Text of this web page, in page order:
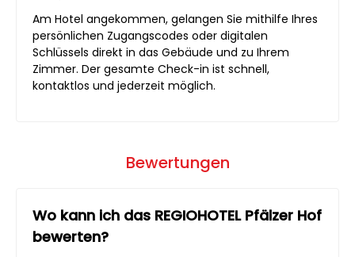
Am Hotel angekommen, gelangen Sie mithilfe Ihres
persönlichen Zugangscodes oder digitalen
Schlüssels direkt in das Gebäude und zu Ihrem
Zimmer. Der gesamte Check-in ist schnell,
kontaktlos und jederzeit möglich.
Bewertungen
Wo kann ich das REGIOHOTEL Pfälzer Hof
bewerten?